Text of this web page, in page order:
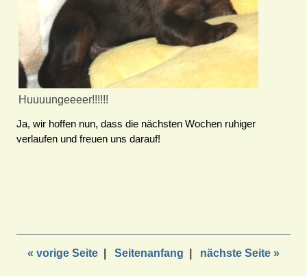
Huuuungeeeer!!!!!!
Ja, wir hoffen nun, dass die nächsten Wochen ruhiger
verlaufen und freuen uns darauf!
« vorige Seite Seitenanfang nächste Seite »